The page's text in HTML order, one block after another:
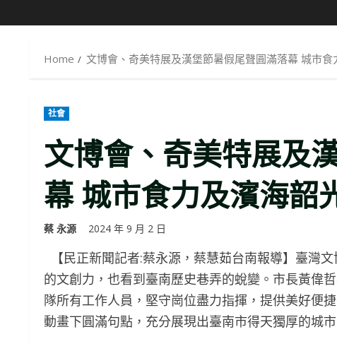
Home 文博會、奇美特展及漢堡節暑假尾聲圓滿落幕 城市
社會
文博會、奇美特展及
幕 城市食力及濱海韶
蔡 永源 2024 年 9 月 2 日
【民正新聞記者:蔡永源，蔡慧茹台南報導】臺灣
的文創力，也看到臺南歷史巷弄的蛻變。市長黃偉
隊所有工作人員，堅守崗位盡力指揮，提供美好便
動畫下圓滿句點，充分展現出臺南市得天獨厚的城